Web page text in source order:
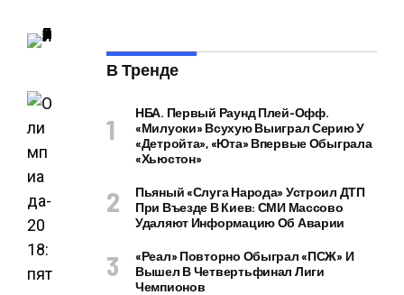
В Тренде
НБА. Первый Раунд Плей-Офф.
«Милуоки» Всухую Выиграл Серию У
«Детройта», «Юта» Впервые Обыграла
«Хьюстон»
Пьяный «слуга Народа» Устроил ДТП
При Въезде В Киев: СМИ Массово
Удаляют Информацию Об Аварии
«Реал» Повторно Обыграл «ПСЖ» И
Вышел В Четвертьфинал Лиги
Чемпионов